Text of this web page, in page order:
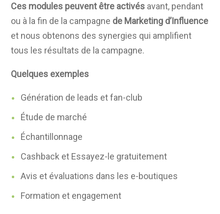
Ces modules peuvent être activés avant, pendant
ou à la fin de la campagne de Marketing d’Influence
et nous obtenons des synergies qui amplifient
tous les résultats de la campagne.
Quelques exemples
Génération de leads et fan-club
Étude de marché
Échantillonnage
Cashback et Essayez-le gratuitement
Avis et évaluations dans les e-boutiques
Formation et engagement